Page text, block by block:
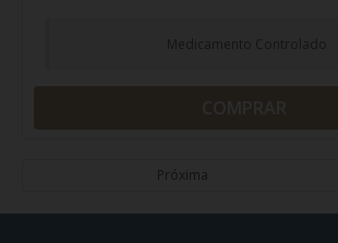
Medicamento Controlado
Próxima